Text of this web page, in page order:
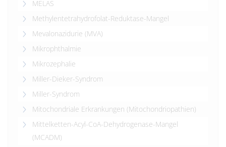
MELAS
Methylentetrahydrofolat-Reduktase-Mangel
Mevalonazidurie (MVA)
Mikrophthalmie
Mikrozephalie
Miller-Dieker-Syndrom
Miller-Syndrom
Mitochondriale Erkrankungen (Mitochondriopathien)
Mittelketten-Acyl-CoA-Dehydrogenase-Mangel
(MCADM)